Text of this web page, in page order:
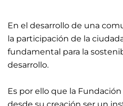
En el desarrollo de una
la participación de la
fundamental para la
desarrollo.
Es por ello que la
desde su creación ser un